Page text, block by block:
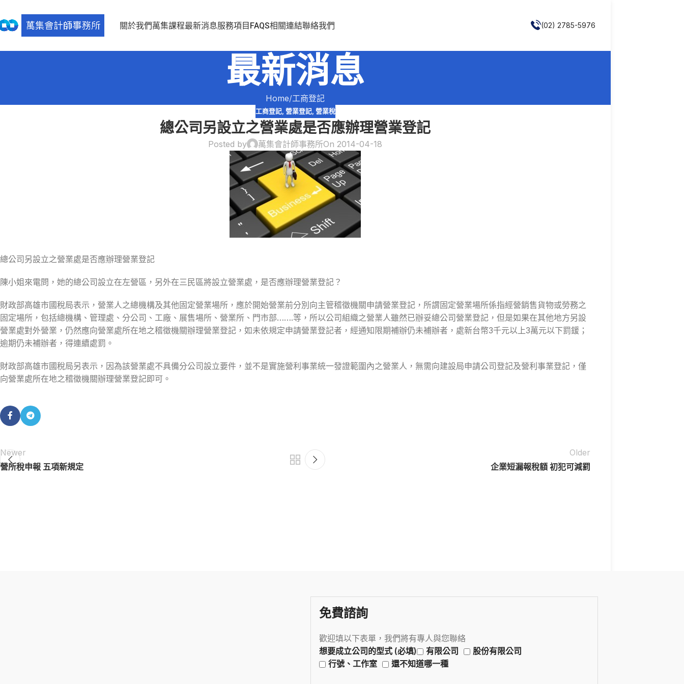
關於我們萬集課程最新消息服務項目 FAQS相關連結聯絡我們 (02) 2785-5976
最新消息
Home 工商登記
工商登記, 營業登記, 營業稅
總公司另設立之營業處是否應辦理營業登記
Posted by 萬集會計師事務所On 2014-04-18
總公司另設立之營業處是否應辦理營業登記
陳小姐來電問，她的總公司設立在左營區，另外在三民區將設立營業處，是否應辦理營業登記？
財政部高雄市國稅局表示，營業人之總機構及其他固定營業場所，應於開始營業前分別向主管稽徵機關申請營業登記，所謂固定營業場所係指經營銷售貨物或勞務之
固定場所，包括總機構、管理處、分公司、工廠、展售場所、營業所、門市部…….等，所以公司組織之營業人雖然已辦妥總公司營業登記，但是如果在其他地方另設
營業處對外營業，仍然應向營業處所在地之稽徵機關辦理營業登記，如未依規定申請營業登記者，經通知限期補辦仍未補辦者，處新台幣3千元以上3萬元以下罰鍰；
逾期仍未補辦者，得連續處罰。
財政部高雄市國稅局另表示，因為該營業處不具備分公司設立要件，並不是實施營利事業統一發證範圍內之營業人，無需向建設局申請公司登記及營利事業登記，僅
向營業處所在地之稽徵機關辦理營業登記即可。
Newer
營所稅申報 五項新規定
Older
企業短漏報稅額 初犯可減罰
免費諮詢
歡迎填以下表單，我們將有專人與您聯絡
想要成立公司的型式 (必填)
有限公司
股份有限公司
行號、工作室
還不知道哪一種